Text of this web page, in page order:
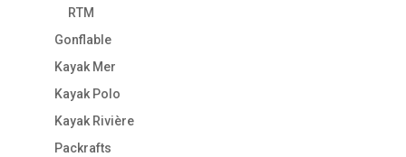
RTM
Gonflable
Kayak Mer
Kayak Polo
Kayak Rivière
Packrafts